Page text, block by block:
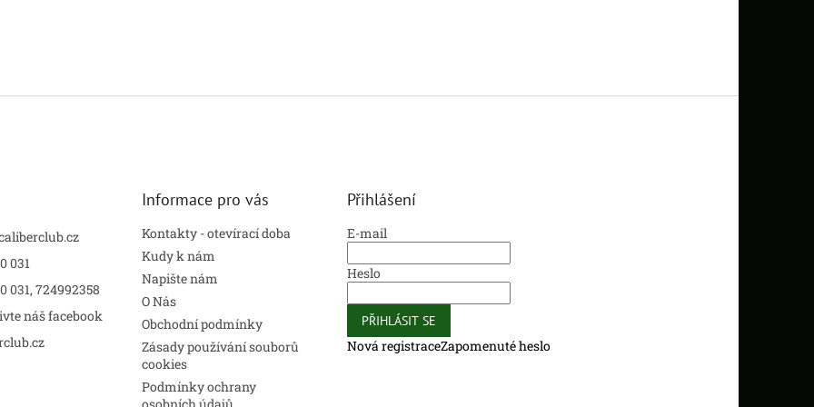
031
031, 724992358
náš facebook
Informace pro vás
Kontakty - otevírací doba
Kudy k nám
Napište nám
O Nás
Obchodní podmínky
Zásady používání souborů
cookies
Podmínky ochrany
Přihlášení
E-mail
Heslo
PŘIHLÁSIT SE
Nová registraceZapomenuté heslo